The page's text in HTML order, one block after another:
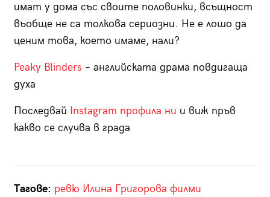
имат у дома със своите половинки, всъщност
въобще не са толкова сериозни. Не е лошо да
ценим това, което имаме, нали?
Peaky Blinders – английската драма повдигаща
духа
Последвай Instagram профила ни и виж пръв
какво се случва в града
Тагове: ревю Илина Григорова филми